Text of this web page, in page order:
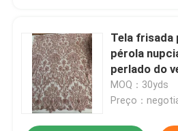
Contacte-nos
Peça umas citações
Tela frisada
pérola
perlado do
casamento
MOQ：30yds
Preço：